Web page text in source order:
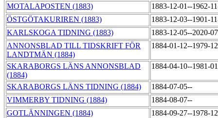
MOTALAPOSTEN (1883)
1883-12-01--1962-
ÖSTGÖTAKURIREN (1883)
1883-12-03--1901-
KARLSKOGA TIDNING (1883)
1883-12-05--2020-
ANNONSBLAD TILL TIDSKRIFT FÖR
LANDTMÄN (1884)
1884-01-12--1979-
SKARABORGS LÄNS ANNONSBLAD
(1884)
1884-04-10--1981-
SKARABORGS LÄNS TIDNING (1884)
1884-07-05--
VIMMERBY TIDNING (1884)
1884-08-07--
GOTLÄNNINGEN (1884)
1884-09-27--1978-